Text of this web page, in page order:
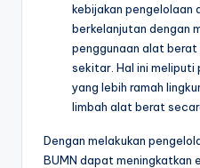
kebijakan pengelolaan
berkelanjutan dengan
penggunaan alat
sekitar. Hal ini meliputi
yang lebih ramah
limbah alat berat
Dengan melakukan
BUMN dapat meningkatkan